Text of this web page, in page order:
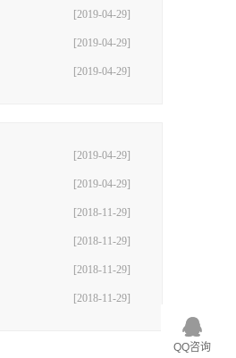
[2019-04-29]
[2019-04-29]
[2019-04-29]
[2019-04-29]
[2019-04-29]
[2018-11-29]
[2018-11-29]
[2018-11-29]
[2018-11-29]
QQ咨询